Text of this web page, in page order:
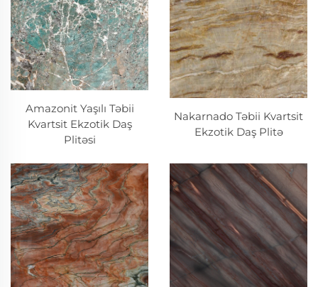
Amazonit Yaşılı Təbii
Kvartsit Ekzotik Daş
Plitəsi
Nakarnado Təbii Kvartsit
Ekzotik Daş Plitə